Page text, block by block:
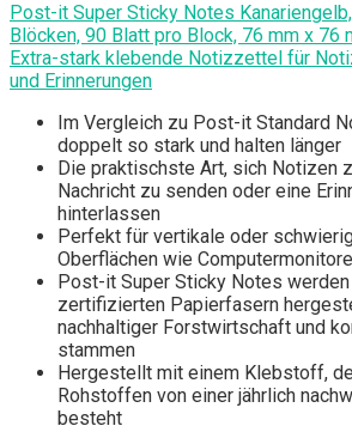
Post-it Super Sticky Notes
Blöcken, 90 Blatt pro Block, 76 mm x 76
Extra-stark klebende Notizzettel für
und Erinnerungen
Im Vergleich zu Post-it Standard
doppelt so stark und halten länger
Die praktischste Art, sich Notizen
Nachricht zu senden oder eine
hinterlassen
Perfekt für vertikale oder
Oberflächen wie
Post-it Super Sticky Notes werden
zertifizierten Papierfasern
nachhaltiger Forstwirtschaft und
stammen
Hergestellt mit einem Klebstoff,
Rohstoffen von einer jährlich
besteht